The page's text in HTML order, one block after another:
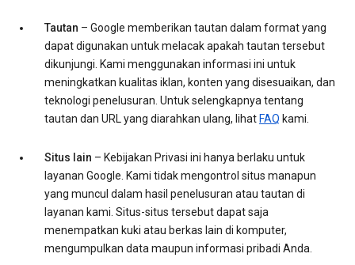
Tautan – Google memberikan tautan dalam format yang
dapat digunakan untuk melacak apakah tautan tersebut
dikunjungi. Kami menggunakan informasi ini untuk
meningkatkan kualitas iklan, konten yang disesuaikan, dan
teknologi penelusuran. Untuk selengkapnya tentang
tautan dan URL yang diarahkan ulang, lihat FAQ kami.
Situs lain – Kebijakan Privasi ini hanya berlaku untuk
layanan Google. Kami tidak mengontrol situs manapun
yang muncul dalam hasil penelusuran atau tautan di
layanan kami. Situs-situs tersebut dapat saja
menempatkan kuki atau berkas lain di komputer,
mengumpulkan data maupun informasi pribadi Anda.